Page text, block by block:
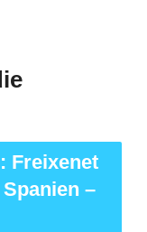
Freixenet
–